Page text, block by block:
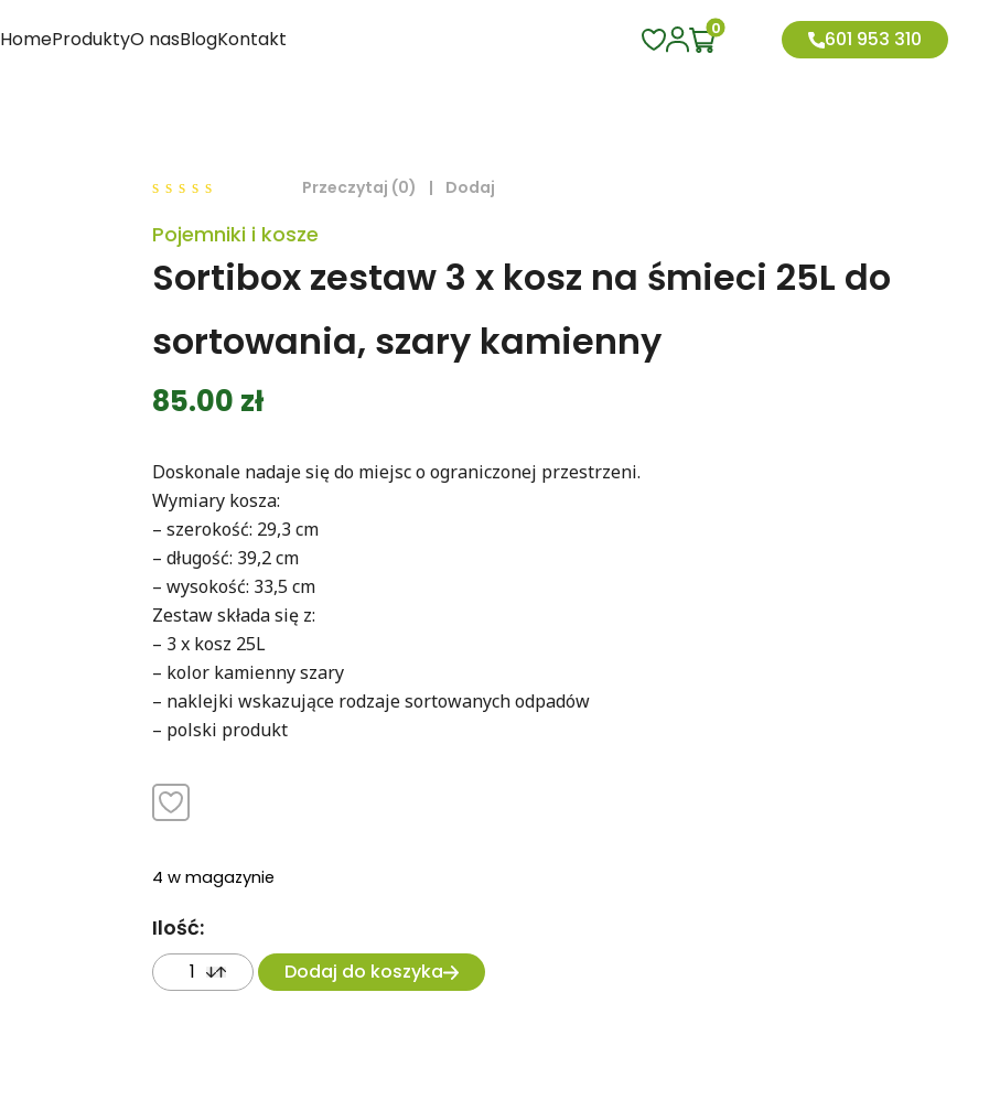
HomeProduktyO nasBlogKontakt 0 601 953 310
out
of
5
Przeczytaj (0) | Dodaj
Pojemniki i kosze
Sortibox zestaw 3 x kosz na śmieci 25L do
sortowania, szary kamienny
85.00 zł
Doskonale nadaje się do miejsc o ograniczonej przestrzeni.
Wymiary kosza:
– szerokość: 29,3 cm
– długość: 39,2 cm
– wysokość: 33,5 cm
Zestaw składa się z:
– 3 x kosz 25L
– kolor kamienny szary
– naklejki wskazujące rodzaje sortowanych odpadów
– polski produkt
4 w magazynie
Ilość:
Dodaj do koszyka